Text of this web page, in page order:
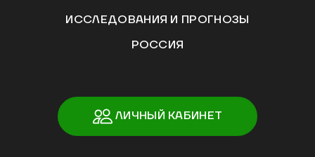
ИССЛЕДОВАНИЯ И ПРОГНОЗЫ
РОССИЯ
ЛИЧНЫЙ КАБИНЕТ